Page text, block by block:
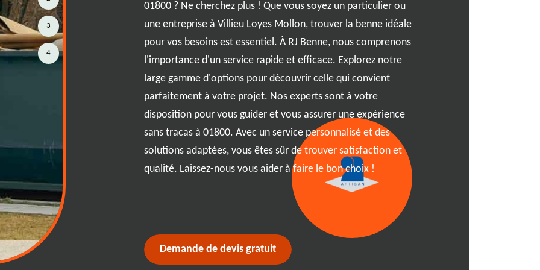
grandement la démarche.
vos besoins : le volume des
et la durée de
pour choisir la benne
et dans la bonne zone
Avec une bonne
à 01800 devient un jeu
01800 ? Ne cherchez plus ! Que vous soyez un particulier ou
une entreprise à Villieu Loyes Mollon, trouver la benne idéale
pour vos besoins est essentiel. À RJ Benne, nous comprenons
l'importance d'un service rapide et efficace. Explorez notre
large gamme d'options pour découvrir celle qui convient
parfaitement à votre projet. Nos experts sont à votre
disposition pour vous guider et vous assurer une expérience
sans tracas à 01800. Avec un service personnalisé et des
solutions adaptées, vous êtes sûr de trouver satisfaction et
qualité. Laissez-nous vous aider à faire le bon choix !
3
4
Demande de devis gratuit